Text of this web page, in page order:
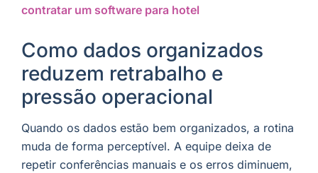
contratar um software para hotel
Como dados organizados
reduzem retrabalho e
pressão operacional
Quando os dados estão bem organizados, a rotina
muda de forma perceptível. A equipe deixa de
repetir conferências manuais e os erros diminuem,